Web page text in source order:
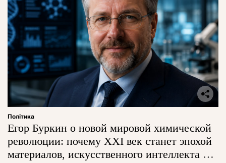
Політика
Егор Буркин о новой мировой химической
революции: почему XXI век станет эпохой
материалов, искусственного интеллекта и